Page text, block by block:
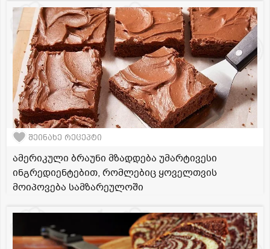
შეინახე რეცეპტი
ამერიკული ბრაუნი მზადდება უმარტივესი
ინგრედიენტებით, რომლებიც ყოველთვის
მოიპოვება სამზარეულოში